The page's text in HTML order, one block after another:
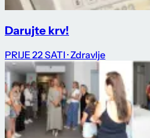
Darujte krv!
PRIJE 22 SATI · Zdravlje